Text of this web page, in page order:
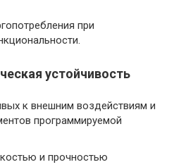
при
устойчивость
к внешним воздействиям и
программируемой
и прочностью